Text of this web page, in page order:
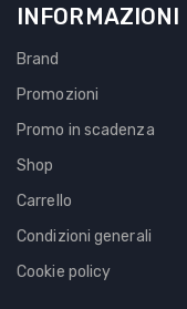
INFORMAZIONI
Brand
Promozioni
Promo in scadenza
Shop
Carrello
Condizioni generali
Cookie policy